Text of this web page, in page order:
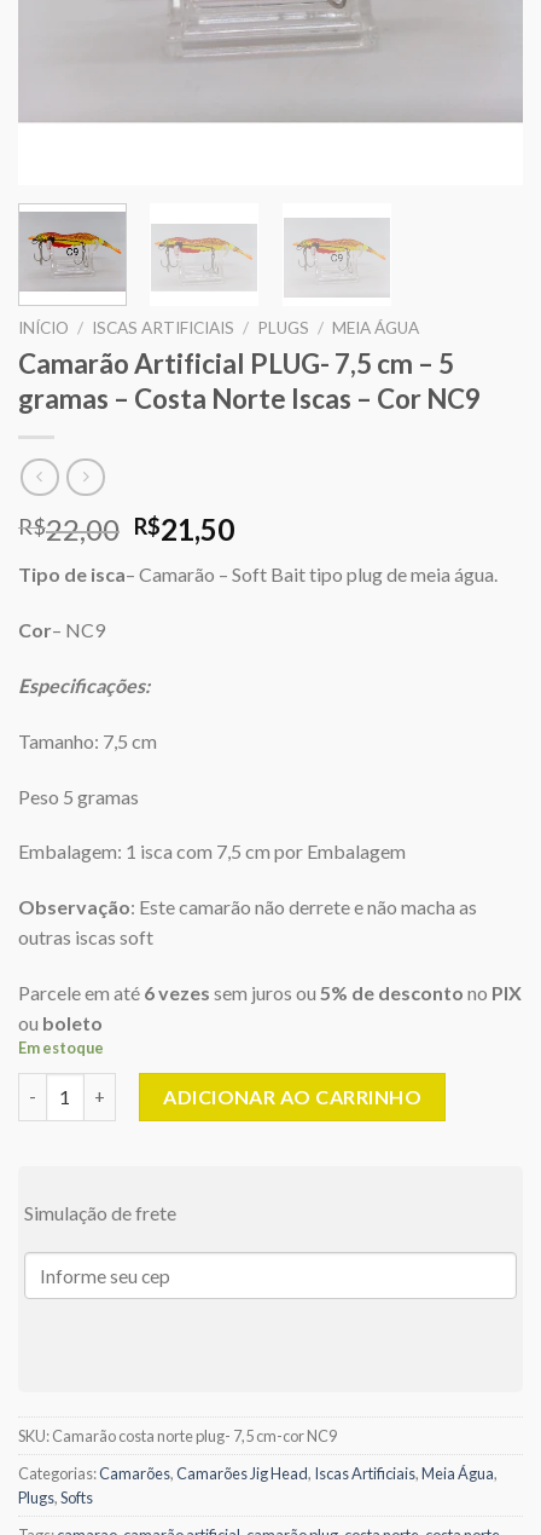
INÍCIO / ISCAS ARTIFICIAIS / PLUGS / MEIA ÁGUA
Camarão Artificial PLUG- 7,5 cm – 5
gramas – Costa Norte Iscas – Cor NC9
R$22,00 O
preço
original
R$21,50O
atual
Tipo de isca– Camarão – Soft Bait tipo plug de meia água.
Cor– NC9
Especificações:
Tamanho: 7,5 cm
Peso 5 gramas
Embalagem: 1 isca com 7,5 cm por Embalagem
Observação: Este camarão não derrete e não macha as
outras iscas soft
Parcele em até 6 vezes sem juros ou 5% de desconto no PIX
ou boleto
Em estoque
ADICIONAR AO CARRINHO
Simulação de frete
SKU:Camarão costa norte plug- 7,5 cm-cor NC9
Categorias:Camarões,Camarões Jig Head, Iscas Artificiais,Meia Água,
Plugs,Softs